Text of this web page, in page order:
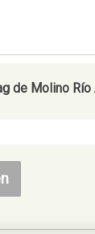
de Molino